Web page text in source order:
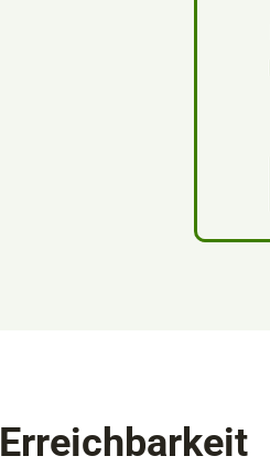
Erreichbarkeit